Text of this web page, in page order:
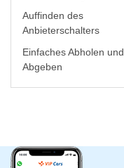
Auffinden des
Anbieterschalters
Einfaches Abholen und
Abgeben